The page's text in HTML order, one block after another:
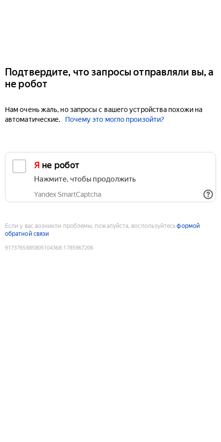
Подтвердите, что запросы отправляли вы, а
не робот
Нам очень жаль, но запросы с вашего устройства похожи на
автоматические.
Почему это могло произойти?
Я не робот
Нажмите, чтобы продолжить
Yandex SmartCaptcha
Если у вас возникли проблемы, пожалуйста, воспользуйтесьформой
обратной связи
9173765885805104368:1785967206